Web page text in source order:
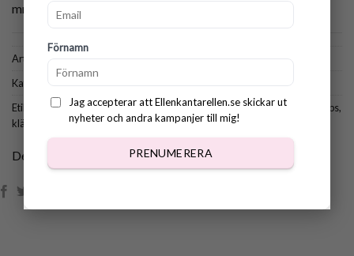
Förnamn
Jag accepterar att Ellenkantarellen.se skickar ut
nyheter och andra kampanjer till mig!
PRENUMERERA
mm. 3 x 4 cm. Orange.
Artikelnr:6030
Kategori:Tillbehör
Etiketter:clips,clips till barn, clips till napphållare,hängsleclips,hängsleklips,
klämma till napphållare,napphållare clips
Dela: